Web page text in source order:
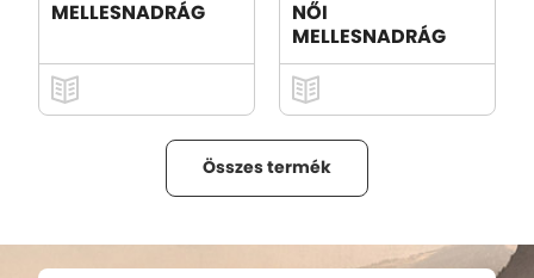
MELLESNADRÁG
NŐI
MELLESNADRÁG
Összes termék